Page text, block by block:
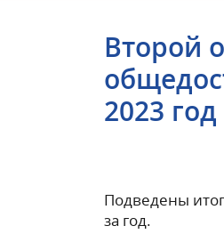
Второй
2023 год
Подведены
за год.